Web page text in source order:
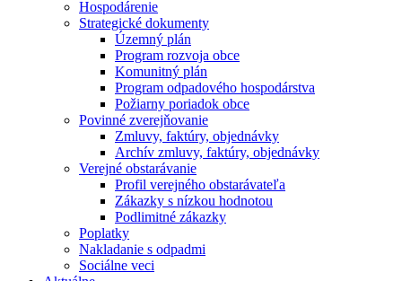
Hospodárenie
Strategické dokumenty
Územný plán
Program rozvoja obce
Komunitný plán
Program odpadového hospodárstva
Požiarny poriadok obce
Povinné zverejňovanie
Zmluvy, faktúry, objednávky
Archív zmluvy, faktúry, objednávky
Verejné obstarávanie
Profil verejného obstarávateľa
Zákazky s nízkou hodnotou
Podlimitné zákazky
Poplatky
Nakladanie s odpadmi
Sociálne veci